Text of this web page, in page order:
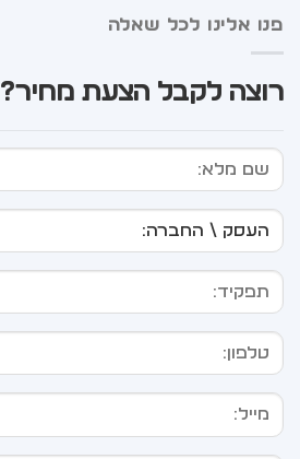
פנו אלינו לכל שאלה
רוצה לקבל הצעת מחיר?